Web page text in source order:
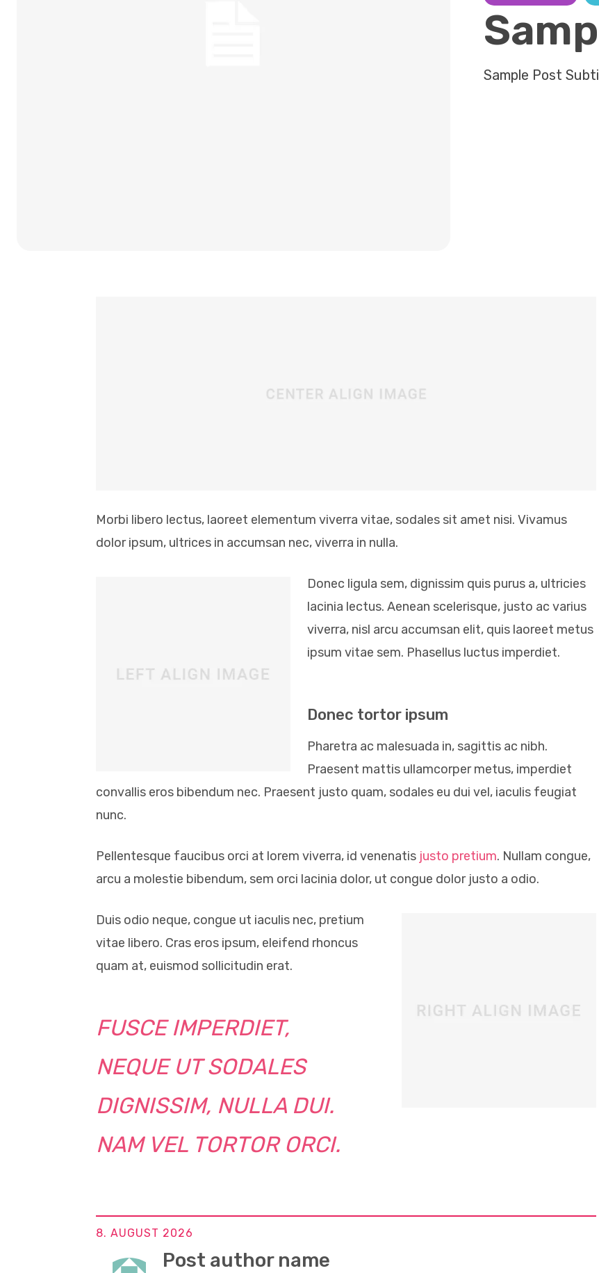
Sample Post
Morbi libero lectus, laoreet elementum viverra vitae, sodales sit amet nisi. Vivamus
dolor ipsum, ultrices in accumsan nec, viverra in nulla.
Donec ligula sem, dignissim quis purus a, ultricies
lacinia lectus. Aenean scelerisque, justo ac varius
viverra, nisl arcu accumsan elit, quis laoreet metus
ipsum vitae sem. Phasellus luctus imperdiet.
Donec tortor ipsum
Pharetra ac malesuada in, sagittis ac nibh.
Praesent mattis ullamcorper metus, imperdiet
convallis eros bibendum nec. Praesent justo quam, sodales eu dui vel, iaculis feugiat
nunc.
Pellentesque faucibus orci at lorem viverra, id venenatis justo pretium. Nullam congue,
arcu a molestie bibendum, sem orci lacinia dolor, ut congue dolor justo a odio.
Duis odio neque, congue ut iaculis nec, pretium
vitae libero. Cras eros ipsum, eleifend rhoncus
quam at, euismod sollicitudin erat.
FUSCE IMPERDIET,
NEQUE UT SODALES
DIGNISSIM, NULLA DUI.
NAM VEL TORTOR ORCI.
8. AUGUST 2026
Post author name